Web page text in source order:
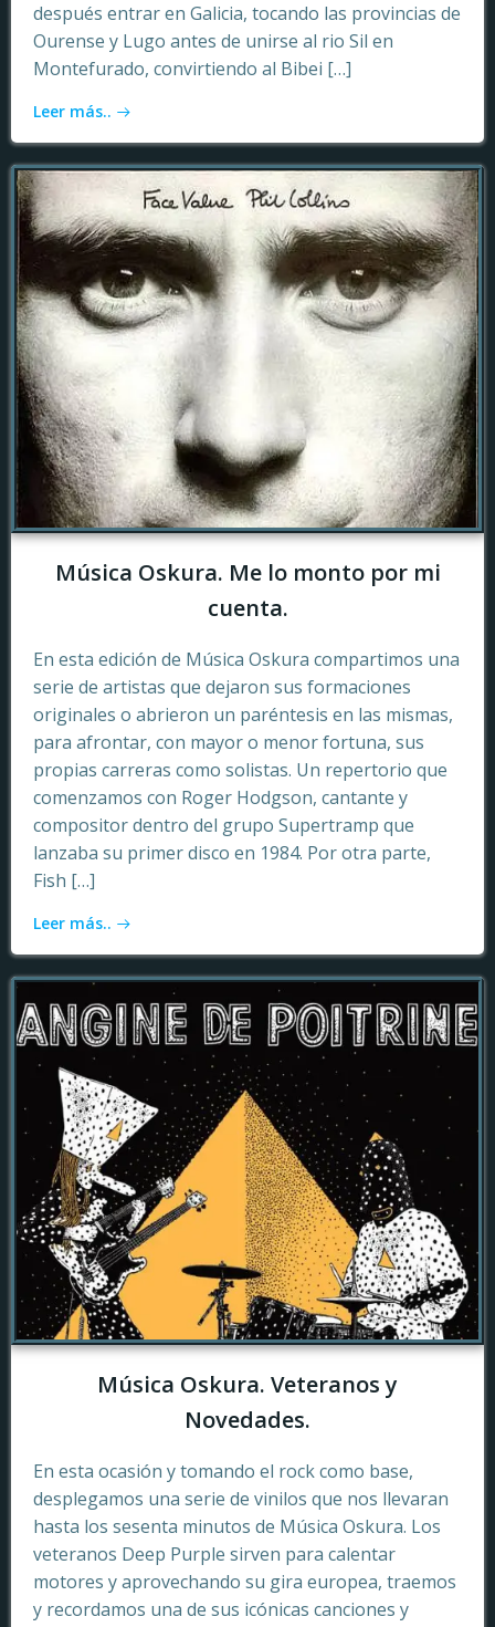
después entrar en Galicia, tocando las provincias de
Ourense y Lugo antes de unirse al rio Sil en
Montefurado, convirtiendo al Bibei […]
Leer más..
Música Oskura. Me lo monto por mi
cuenta.
En esta edición de Música Oskura compartimos una
serie de artistas que dejaron sus formaciones
originales o abrieron un paréntesis en las mismas,
para afrontar, con mayor o menor fortuna, sus
propias carreras como solistas. Un repertorio que
comenzamos con Roger Hodgson, cantante y
compositor dentro del grupo Supertramp que
lanzaba su primer disco en 1984. Por otra parte,
Fish […]
Leer más..
Música Oskura. Veteranos y
Novedades.
En esta ocasión y tomando el rock como base,
desplegamos una serie de vinilos que nos llevaran
hasta los sesenta minutos de Música Oskura. Los
veteranos Deep Purple sirven para calentar
motores y aprovechando su gira europea, traemos
y recordamos una de sus icónicas canciones y